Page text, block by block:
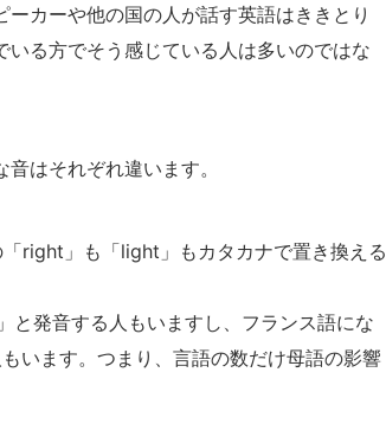
ーカーや他の国の人が話す英語はききとり
る方でそう感じている人は多いのではな
はそれぞれ違います。
right」も「light」もカタカナで置き換える
と発音する人もいますし、フランス語にな
います。つまり、言語の数だけ母語の影響